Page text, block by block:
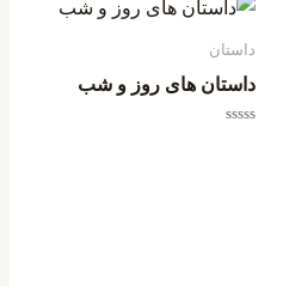
داستان
داستان های روز و شب